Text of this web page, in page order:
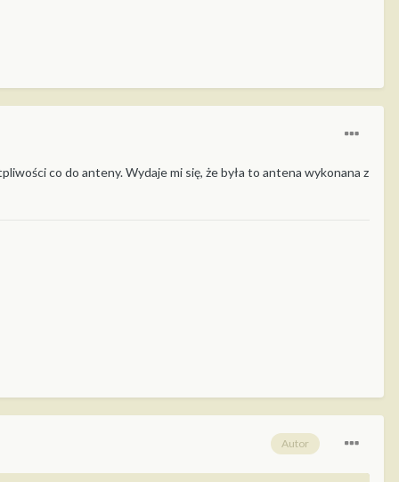
co do anteny. Wydaje mi się, że była to antena wykonana z
Autor